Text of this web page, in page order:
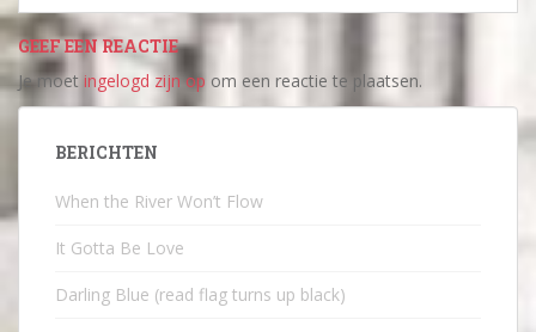
GEEF EEN REACTIE
Je moet ingelogd zijn op om een reactie te plaatsen.
BERICHTEN
When the River Won’t Flow
It Gotta Be Love
Darling Blue (read flag turns up black)